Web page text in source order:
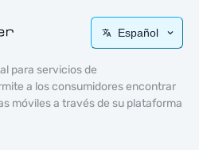
Español
para servicios de
a los consumidores encontrar
móviles a través de su plataforma